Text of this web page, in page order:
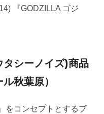
『GODZILLA ゴジ
シーノイズ)商品
秋葉原）
をコンセプトとするブ